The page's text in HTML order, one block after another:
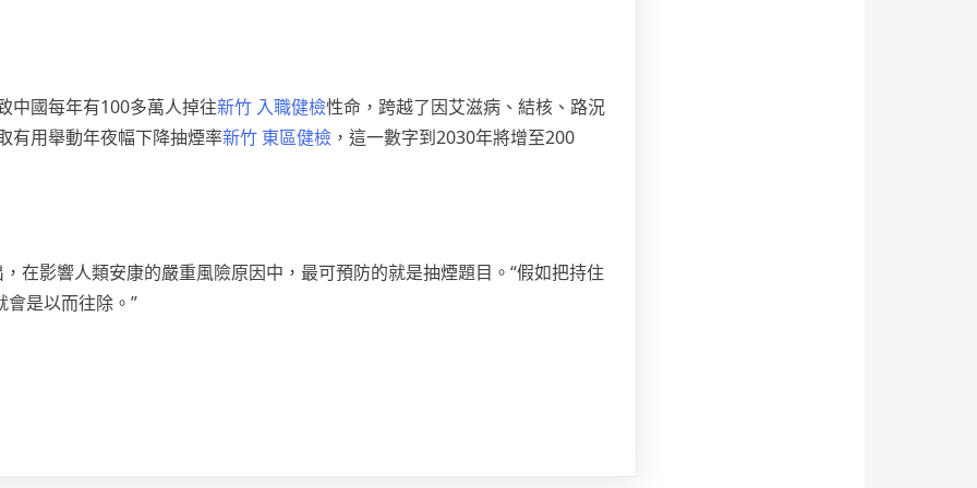
中國每年有100多萬人掉往新竹 入職健檢性命，跨越了因艾滋病、結核、路況
有用舉動年夜幅下降抽煙率新竹 東區健檢 ，這一數字到2030年將增至200
影響人類安康的嚴重風險原因中，最可預防的就是抽煙題目。“假如把持住
是以而往除。”